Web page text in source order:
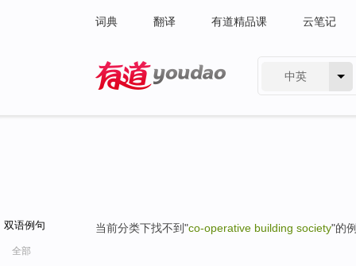
词典 翻译 有道精品课 云笔记
中英
双语例句
全部
当前分类下找不到"co-operative building society"的